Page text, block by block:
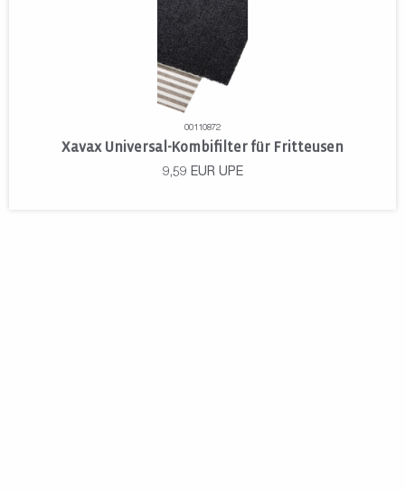
00110872
Xavax Universal-Kombifilter für Fritteusen
9,59 EUR UPE